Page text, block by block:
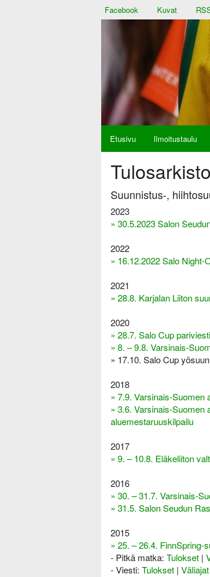
Facebook Kuvat
Etusivu Ilmoitustaulu
Tulosarkisto
Suunnistus-,
2023
» 30.5.2023 Salon
2022
» 16.12.2022 Salo Night-
2021
» 28.8. Karjalan Liiton
2020
» 28.7. Salo Cup pariviesti
» 8. – 9.8. Varsinais-
» 17.10. Salo Cup
2018
» 7.9. Varsinais-Suomen
» 3.6. Varsinais-
aluemestaruuskilpailu
2017
» 9. – 10.8. Eläkeliiton
2016
» 30. – 31.7. Varsinais-
» 31.5. Salon Seudun
2015
» 25. – 26.4. FinnSpring-
- Pitkä matka: Tulokset |
- Viesti: Tulokset | Väliajat